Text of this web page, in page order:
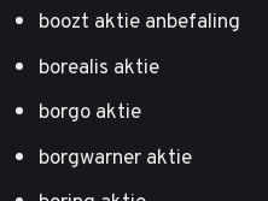
boozt aktie anbefaling
borealis aktie
borgo aktie
borgwarner aktie